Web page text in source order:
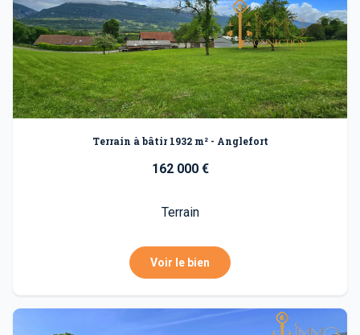
Terrain à bâtir 1932 m² - Anglefort
162 000 €
Terrain
Voir le bien